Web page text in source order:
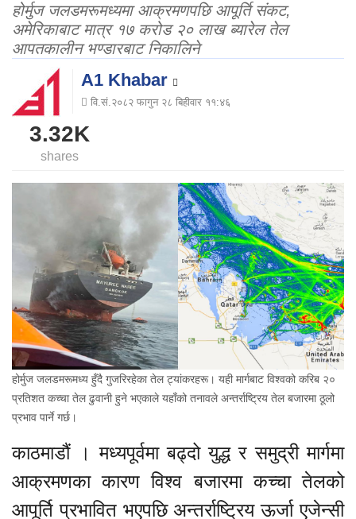
होर्मुज जलडमरूमध्यमा आक्रमणपछि आपूर्ति संकट,
अमेरिकाबाट मात्र १७ करोड २० लाख ब्यारेल तेल
आपतकालीन भण्डारबाट निकालिने
A1 Khabar
वि.सं.२०८२ फागुन २८ बिहीवार ११:४६
3.32K
shares
होर्मुज जलडमरूमध्य हुँदै गुजरिरहेका तेल ट्यांकरहरू। यही मार्गबाट विश्वको करिब २०
प्रतिशत कच्चा तेल ढुवानी हुने भएकाले यहाँको तनावले अन्तर्राष्ट्रिय तेल बजारमा ठूलो
प्रभाव पार्ने गर्छ।
काठमाडौं । मध्यपूर्वमा बढ्दो युद्ध र समुद्री मार्गमा
आक्रमणका कारण विश्व बजारमा कच्चा तेलको
आपूर्ति प्रभावित भएपछि अन्तर्राष्ट्रिय ऊर्जा एजेन्सी